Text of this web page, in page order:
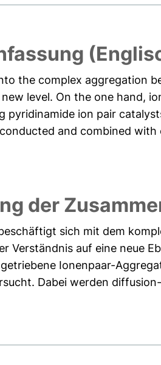
the complex aggregation
level. On the one hand,
pyridinamide ion pair
and combined
der
sich mit dem
Verständnis auf eine neue
Ionenpaar-
Dabei werden